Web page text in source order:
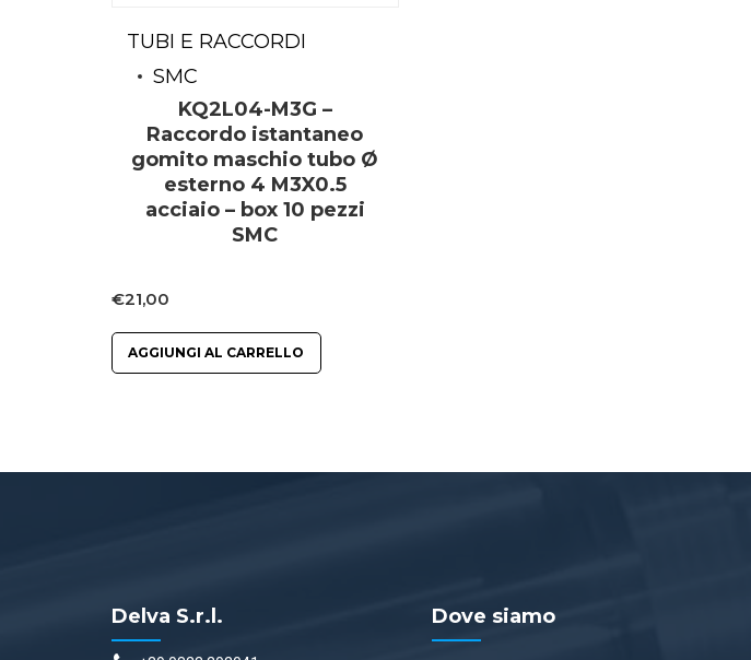
TUBI E RACCORDI
SMC
KQ2L04-M3G –
Raccordo istantaneo
gomito maschio tubo Ø
esterno 4 M3X0.5
acciaio – box 10 pezzi
SMC
€21,00
AGGIUNGI AL CARRELLO
Delva S.r.l. Dove siamo